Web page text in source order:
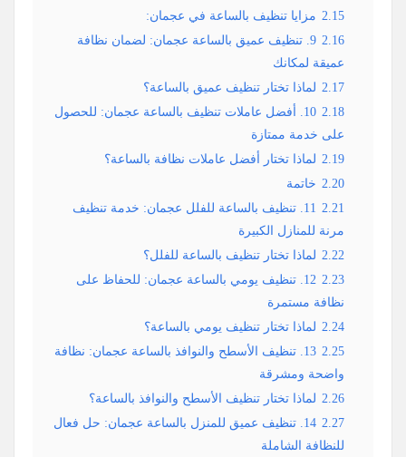
2.15 مزايا تنظيف بالساعة في عجمان:
2.16
9. تنظيف عميق بالساعة عجمان: لضمان نظافة
عميقة لمكانك
2.17 لماذا تختار تنظيف عميق بالساعة؟
2.18
10. أفضل عاملات تنظيف بالساعة عجمان: للحصول
على خدمة ممتازة
2.19 لماذا تختار أفضل عاملات نظافة بالساعة؟
2.20 خاتمة
2.21
11. تنظيف بالساعة للفلل عجمان: خدمة تنظيف
مرنة للمنازل الكبيرة
2.22 لماذا تختار تنظيف بالساعة للفلل؟
2.23
12. تنظيف يومي بالساعة عجمان: للحفاظ على
نظافة مستمرة
2.24 لماذا تختار تنظيف يومي بالساعة؟
2.25
13. تنظيف الأسطح والنوافذ بالساعة عجمان: نظافة
واضحة ومشرقة
2.26 لماذا تختار تنظيف الأسطح والنوافذ بالساعة؟
2.27
14. تنظيف عميق للمنزل بالساعة عجمان: حل فعال
للنظافة الشاملة